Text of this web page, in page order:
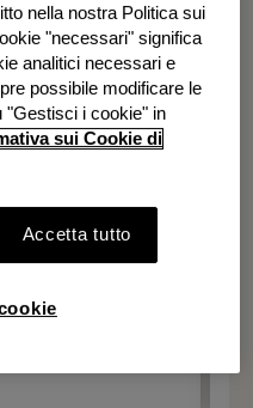
nella nostra Politica sui
"necessari" significa
analitici necessari e
possibile modificare le
"Gestisci i cookie" in
sui Cookie di
Accetta tutto